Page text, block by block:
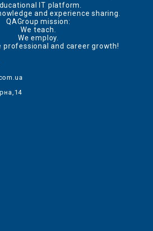
IT platform.
and experience sharing.
QAGroup mission:
We teach.
We employ.
professional and career growth!